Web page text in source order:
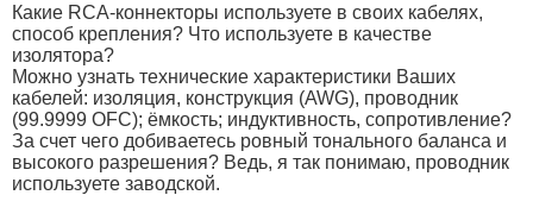
Какие RCA-коннекторы используете в своих кабелях,
способ крепления? Что используете в качестве
изолятора?
Можно узнать технические характеристики Ваших
кабелей: изоляция, конструкция (AWG), проводник
(99.9999 OFC); ёмкость; индуктивность, сопротивление?
За счет чего добиваетесь ровный тонального баланса и
высокого разрешения? Ведь, я так понимаю, проводник
используете заводской.